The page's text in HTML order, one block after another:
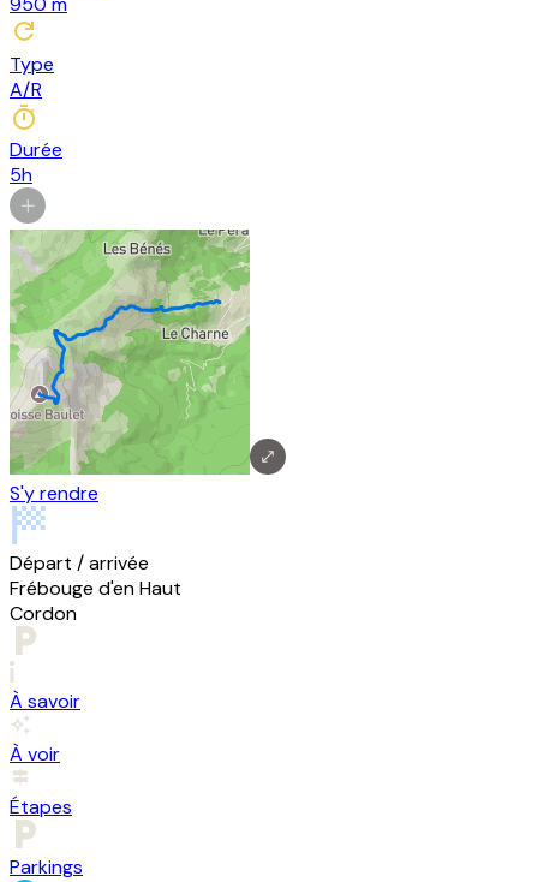
Type
A/R
Durée
5h
S'y rendre
Départ / arrivée
Frébouge d'en Haut
Cordon
À savoir
À voir
Étapes
Parkings